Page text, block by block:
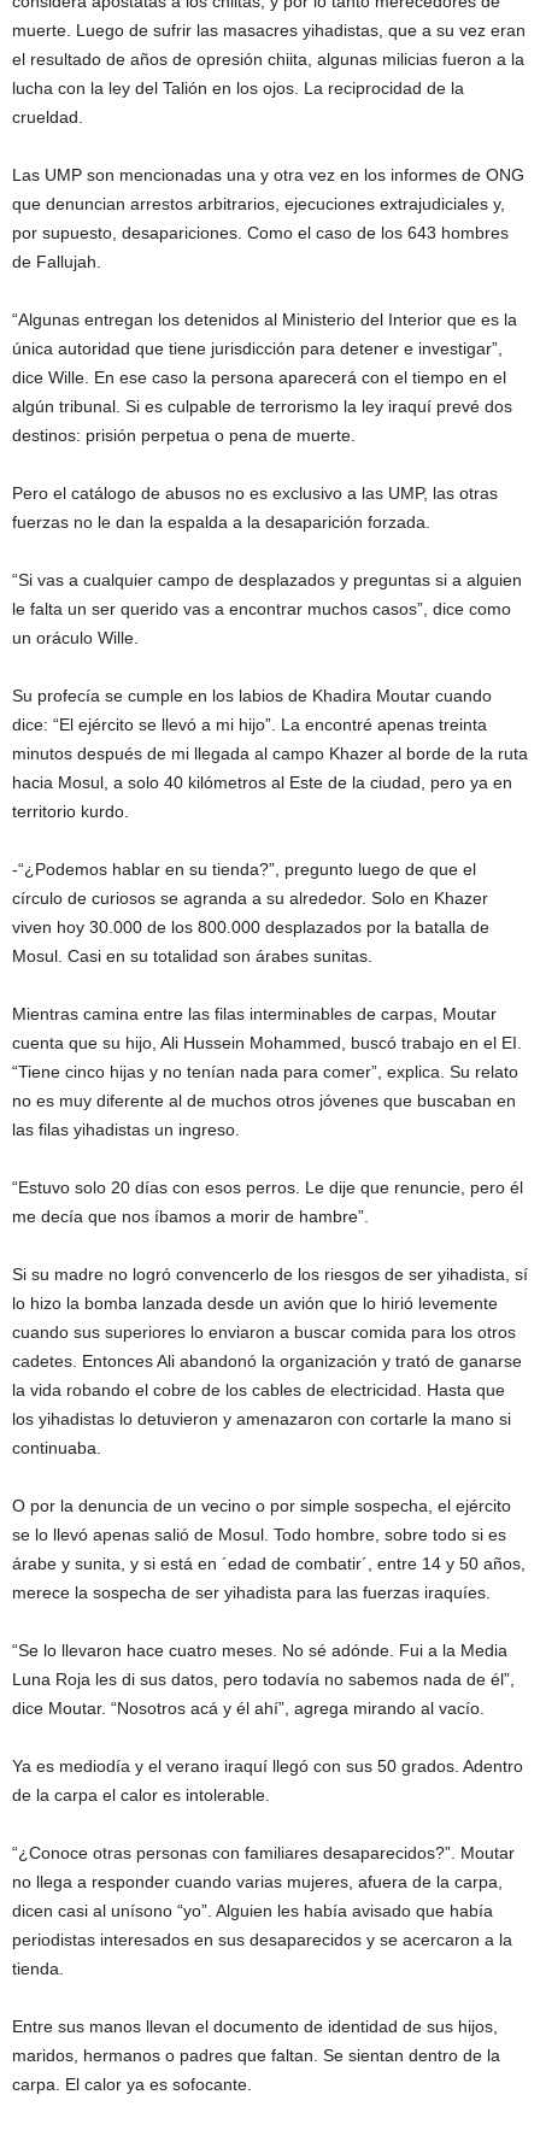
muerte. Luego de sufrir las masacres yihadistas, que a su vez eran
el resultado de años de opresión chiita, algunas milicias fueron a la
lucha con la ley del Talión en los ojos. La reciprocidad de la
crueldad.
Las UMP son mencionadas una y otra vez en los informes de ONG
que denuncian arrestos arbitrarios, ejecuciones extrajudiciales y,
por supuesto, desapariciones. Como el caso de los 643 hombres
de Fallujah.
“Algunas entregan los detenidos al Ministerio del Interior que es la
única autoridad que tiene jurisdicción para detener e investigar”,
dice Wille. En ese caso la persona aparecerá con el tiempo en el
algún tribunal. Si es culpable de terrorismo la ley iraquí prevé dos
destinos: prisión perpetua o pena de muerte.
Pero el catálogo de abusos no es exclusivo a las UMP, las otras
fuerzas no le dan la espalda a la desaparición forzada.
“Si vas a cualquier campo de desplazados y preguntas si a alguien
le falta un ser querido vas a encontrar muchos casos”, dice como
un oráculo Wille.
Su profecía se cumple en los labios de Khadira Moutar cuando
dice: “El ejército se llevó a mi hijo”. La encontré apenas treinta
minutos después de mi llegada al campo Khazer al borde de la ruta
hacia Mosul, a solo 40 kilómetros al Este de la ciudad, pero ya en
territorio kurdo.
-“¿Podemos hablar en su tienda?”, pregunto luego de que el
círculo de curiosos se agranda a su alrededor. Solo en Khazer
viven hoy 30.000 de los 800.000 desplazados por la batalla de
Mosul. Casi en su totalidad son árabes sunitas.
Mientras camina entre las filas interminables de carpas, Moutar
cuenta que su hijo, Ali Hussein Mohammed, buscó trabajo en el EI.
“Tiene cinco hijas y no tenían nada para comer”, explica. Su relato
no es muy diferente al de muchos otros jóvenes que buscaban en
las filas yihadistas un ingreso.
“Estuvo solo 20 días con esos perros. Le dije que renuncie, pero él
me decía que nos íbamos a morir de hambre”.
Si su madre no logró convencerlo de los riesgos de ser yihadista, sí
lo hizo la bomba lanzada desde un avión que lo hirió levemente
cuando sus superiores lo enviaron a buscar comida para los otros
cadetes. Entonces Ali abandonó la organización y trató de ganarse
la vida robando el cobre de los cables de electricidad. Hasta que
los yihadistas lo detuvieron y amenazaron con cortarle la mano si
continuaba.
O por la denuncia de un vecino o por simple sospecha, el ejército
se lo llevó apenas salió de Mosul. Todo hombre, sobre todo si es
árabe y sunita, y si está en ´edad de combatir´, entre 14 y 50 años,
merece la sospecha de ser yihadista para las fuerzas iraquíes.
“Se lo llevaron hace cuatro meses. No sé adónde. Fui a la Media
Luna Roja les di sus datos, pero todavía no sabemos nada de él”,
dice Moutar. “Nosotros acá y él ahí”, agrega mirando al vacío.
Ya es mediodía y el verano iraquí llegó con sus 50 grados. Adentro
de la carpa el calor es intolerable.
“¿Conoce otras personas con familiares desaparecidos?”. Moutar
no llega a responder cuando varias mujeres, afuera de la carpa,
dicen casi al unísono “yo”. Alguien les había avisado que había
periodistas interesados en sus desaparecidos y se acercaron a la
tienda.
Entre sus manos llevan el documento de identidad de sus hijos,
maridos, hermanos o padres que faltan. Se sientan dentro de la
carpa. El calor ya es sofocante.